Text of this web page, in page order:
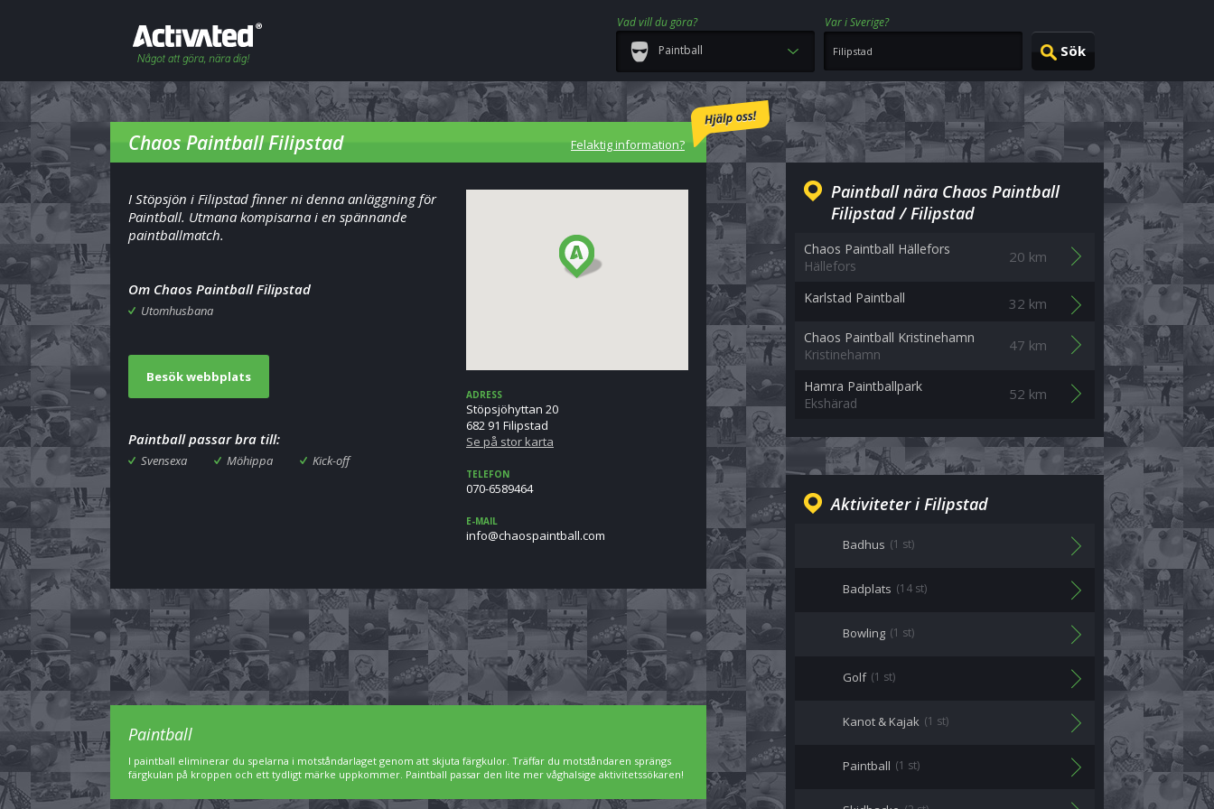
Vad vill du göra?
Var i Sverige?
Paintball
Chaos Paintball Filipstad Felaktig information?
I Stöpsjön i Filipstad finner ni denna anläggning för
Paintball. Utmana kompisarna i en spännande
paintballmatch.
Om Chaos Paintball Filipstad
Utomhusbana
Besök webbplats
Paintball passar bra till:
Svensexa Möhippa Kick-off
ADRESS
Stöpsjöhyttan 20
682 91 Filipstad
Se på stor karta
TELEFON
070-6589464
E-MAIL
moc.llabtniapsoahc@ofni
Paintball nära Chaos Paintball
Filipstad / Filipstad
Chaos Paintball Hällefors
Hällefors
20 km
Karlstad Paintball 32 km
Chaos Paintball Kristinehamn
Kristinehamn
47 km
Hamra Paintballpark
Ekshärad
52 km
Aktiviteter i Filipstad
Badhus (1 st)
Badplats (14 st)
Bowling (1 st)
Golf (1 st)
Kanot & Kajak (1 st)
Paintball (1 st)
Paintball
I paintball eliminerar du spelarna i motståndarlaget genom att skjuta färgkulor. Träffar du motståndaren sprängs
färgkulan på kroppen och ett tydligt märke uppkommer. Paintball passar den lite mer våghalsige aktivitetssökaren!